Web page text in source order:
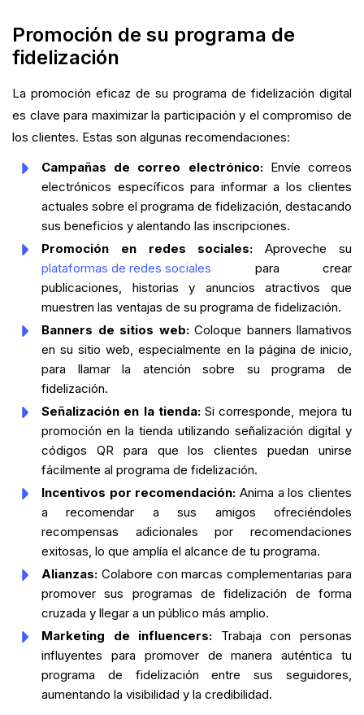
Promoción de su programa de
fidelización
La promoción eficaz de su programa de fidelización digital
es clave para maximizar la participación y el compromiso de
los clientes. Estas son algunas recomendaciones:
Campañas de correo electrónico:Envíe correos
electrónicos específicos para informar a los clientes
actuales sobre el programa de fidelización, destacando
sus beneficios y alentando las inscripciones.
Promoción en redes sociales: Aproveche su
plataformas de redes sociales para crear
publicaciones, historias y anuncios atractivos que
muestren las ventajas de su programa de fidelización.
Banners de sitios web:Coloque banners llamativos
en su sitio web, especialmente en la página de inicio,
para llamar la atención sobre su programa de
fidelización.
Señalización en la tienda:Si corresponde, mejora tu
promoción en la tienda utilizando señalización digital y
códigos QR para que los clientes puedan unirse
fácilmente al programa de fidelización.
Incentivos por recomendación: Anima a los clientes
a recomendar a sus amigos ofreciéndoles
recompensas adicionales por recomendaciones
exitosas, lo que amplía el alcance de tu programa.
Alianzas: Colabore con marcas complementarias para
promover sus programas de fidelización de forma
cruzada y llegar a un público más amplio.
Marketing de influencers: Trabaja con personas
influyentes para promover de manera auténtica tu
programa de fidelización entre sus seguidores,
aumentando la visibilidad y la credibilidad.